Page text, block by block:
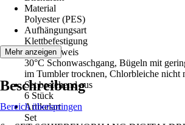
Material
Polyester (PES)
Aufhängungsart
Klettbefestigung
Pflegehinweis
30°C Schonwaschgang, Bügeln mit
im Tumbler trocknen, Chlorbleiche nicht
Set bestehend aus
6 Stück
Artikelart
Set
Mehr anzeigen
Beschreibung
Bereich überspringen